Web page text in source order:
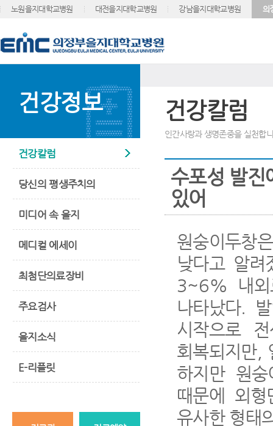
노원을지대학교병원 대전을지대학교병원 강남을지대학교병원 의
건강정보
건강칼럼
당신의 평생주치의
미디어 속 을지
메디컬 에세이
최첨단의료장비
주요검사
을지소식
E-리플릿
건강칼럼
인간사랑과 생명존중을 실천합
수포성 발진
있어
원숭이두창
낮다고 알려
3~6% 내
나타났다.
시작으로
회복되지만,
하지만 원
때문에 외
유사한 형태